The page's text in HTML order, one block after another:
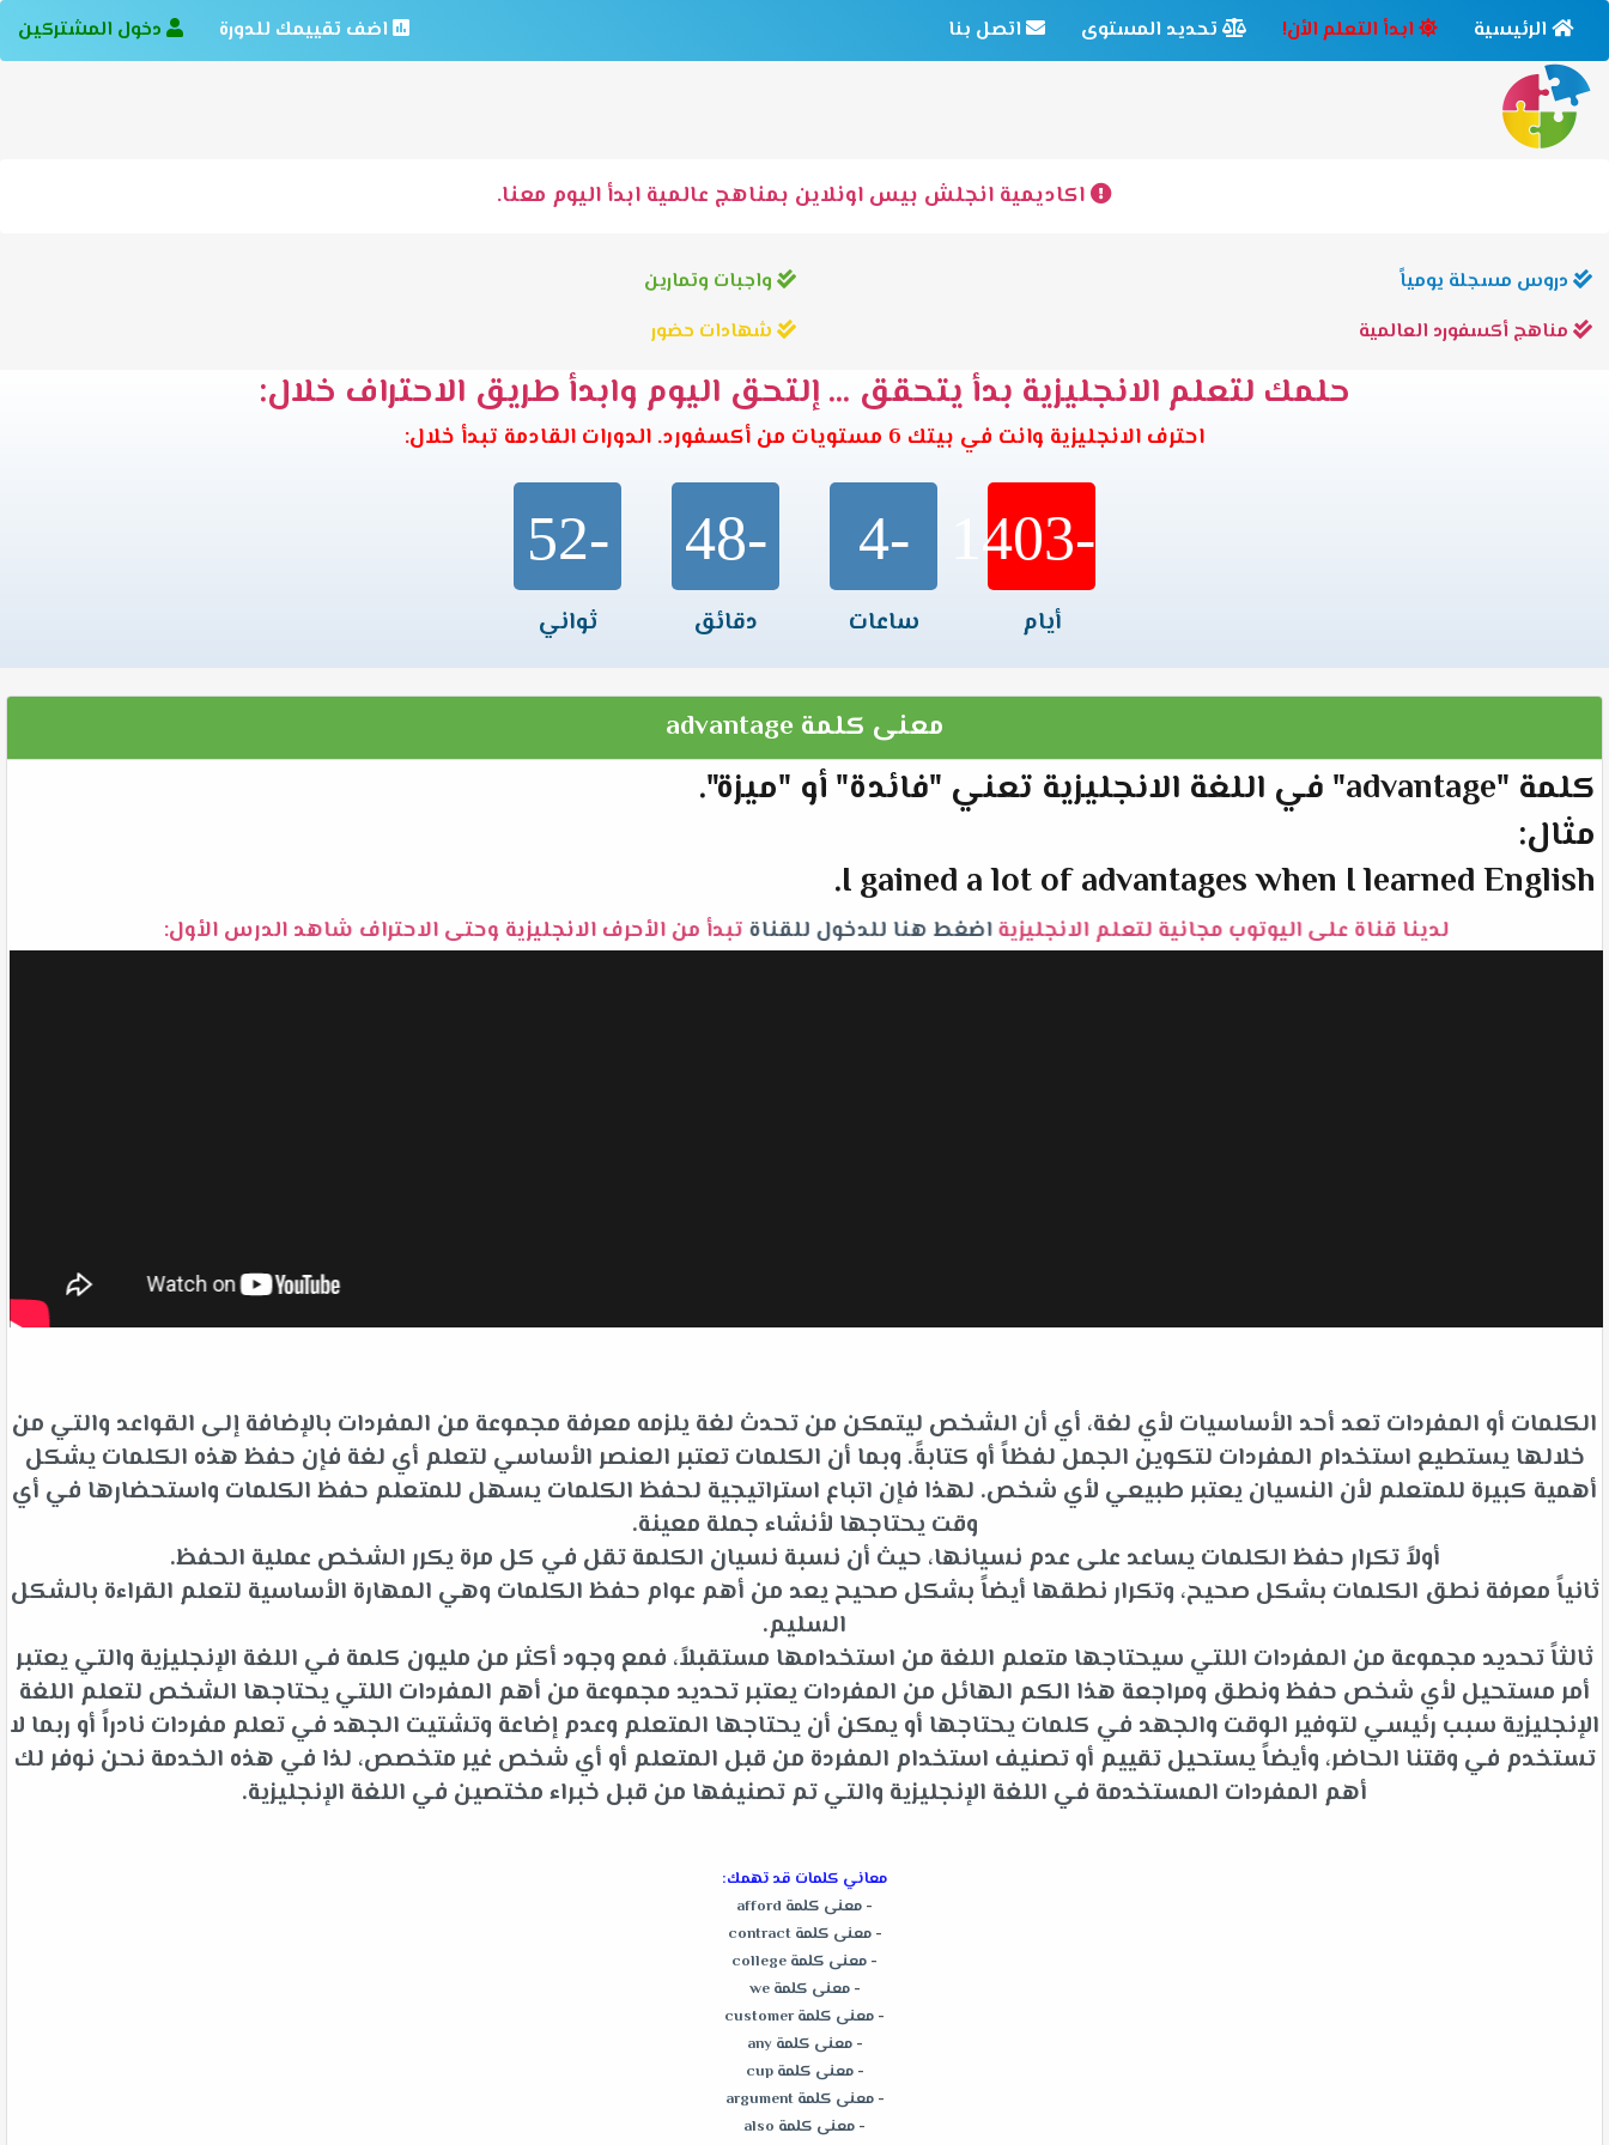
الرئيسية ابدأ التعلم الأن! تحديد المستوى اتصل بنا اضف تقييمك للدورة دخول المشتركين
اكاديمية انجلش بيس اونلاين بمناهج عالمية ابدأ اليوم معنا.
دروس مسجلة يومياً
واجبات وتمارين
مناهج أكسفورد العالمية
شهادات حضور
حلمك لتعلم الانجليزية بدأ يتحقق ... إلتحق اليوم وابدأ طريق الاحتراف خلال:
احترف الانجليزية وانت في بيتك 6 مستويات من أكسفورد. الدورات القادمة تبدأ خلال:
-1403
أيام
-4
ساعات
-48
دقائق
-52
ثواني
معنى كلمة advantage
كلمة "advantage" في اللغة الانجليزية تعني "فائدة" أو "ميزة".
مثال:
I gained a lot of advantages when I learned English.
لدينا قناة على اليوتوب مجانية لتعلم الانجليزيةاضغط هنا للدخول للقناة تبدأ من الأحرف الانجليزية وحتى الاحتراف شاهد الدرس الأول:
الكلمات أو المفردات تعد أحد الأساسيات لأي لغة، أي أن الشخص ليتمكن من تحدث لغة يلزمه معرفة مجموعة من المفردات بالإضافة إلى القواعد والتي من
خلالها يستطيع استخدام المفردات لتكوين الجمل لفظاً أو كتابةً. وبما أن الكلمات تعتبر العنصر الأساسي لتعلم أي لغة فإن حفظ هذه الكلمات يشكل
أهمية كبيرة للمتعلم لأن النسيان يعتبر طبيعي لأي شخص. لهذا فإن اتباع استراتيجية لحفظ الكلمات يسهل للمتعلم حفظ الكلمات واستحضارها في أي
وقت يحتاجها لأنشاء جملة معينة.
أولاً تكرار حفظ الكلمات يساعد على عدم نسيانها، حيث أن نسبة نسيان الكلمة تقل في كل مرة يكرر الشخص عملية الحفظ.
ثانياً معرفة نطق الكلمات بشكل صحيح، وتكرار نطقها أيضاً بشكل صحيح يعد من أهم عوام حفظ الكلمات وهي المهارة الأساسية لتعلم القراءة بالشكل
السليم.
ثالثاً تحديد مجموعة من المفردات اللتي سيحتاجها متعلم اللغة من استخدامها مستقبلاً، فمع وجود أكثر من مليون كلمة في اللغة الإنجليزية والتي يعتبر
أمر مستحيل لأي شخص حفظ ونطق ومراجعة هذا الكم الهائل من المفردات يعتبر تحديد مجموعة من أهم المفردات اللتي يحتاجها الشخص لتعلم اللغة
الإنجليزية سبب رئيسي لتوفير الوقت والجهد في كلمات يحتاجها أو يمكن أن يحتاجها المتعلم وعدم إضاعة وتشتيت الجهد في تعلم مفردات نادراً أو ربما لا
تستخدم في وقتنا الحاضر، وأيضاً يستحيل تقييم أو تصنيف استخدام المفردة من قبل المتعلم أو أي شخص غير متخصص، لذا في هذه الخدمة نحن نوفر لك
أهم المفردات المستخدمة في اللغة الإنجليزية والتي تم تصنيفها من قبل خبراء مختصين في اللغة الإنجليزية.
معاني كلمات قد تهمك:
- معنى كلمة afford
-معنى كلمة contract
- معنى كلمة college
-معنى كلمة we
- معنى كلمة customer
-معنى كلمة any
-معنى كلمة cup
-معنى كلمة argument
- معنى كلمة also